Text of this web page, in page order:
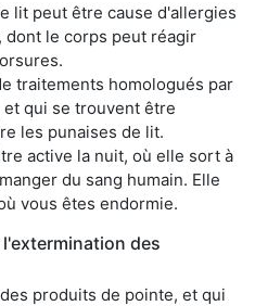
lit peut être cause d'allergies
le corps peut réagir
traitements homologués par
qui se trouvent être
les punaises de lit.
active la nuit, où elle sort à
du sang humain. Elle
vous êtes endormie.
des
produits de pointe, et qui